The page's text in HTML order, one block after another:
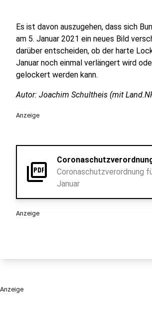
Es ist davon auszugehen, dass sich
am 5. Januar 2021 ein neues Bild
darüber entscheiden, ob der harte
Januar noch einmal verlängert wird
gelockert werden kann.
Autor: Joachim Schultheis (mit
Anzeige
picture_as_pdf
Coronaschutzverordnung
Januar
Anzeige
Anzeige